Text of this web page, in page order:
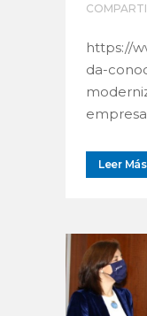
https://
da-
Leer Más